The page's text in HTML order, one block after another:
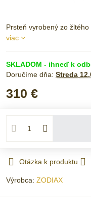
Prsteň vyrobený zo
viac
SKLADOM - ihneď k
Doručíme dňa: Streda
310 €
Otázka k produktu
Výrobca: ZODIAX